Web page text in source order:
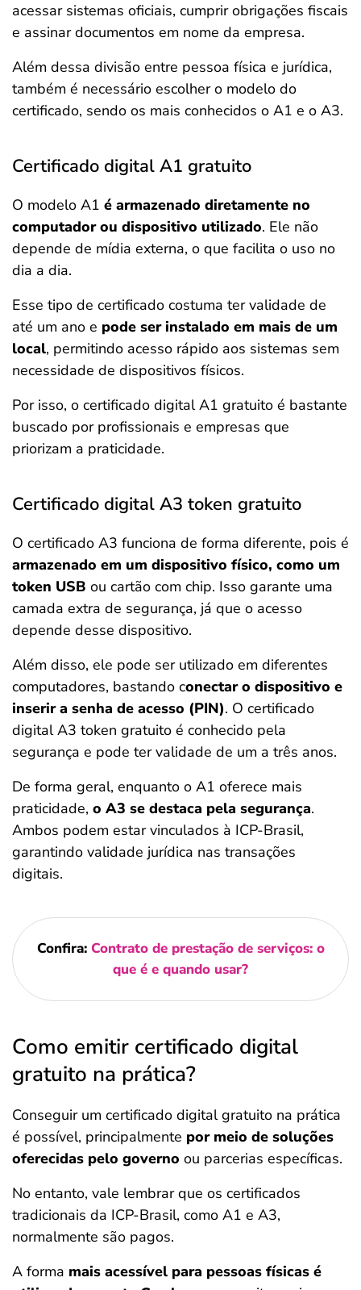
acessar sistemas oficiais, cumprir obrigações fiscais
e assinar documentos em nome da empresa.
Além dessa divisão entre pessoa física e jurídica,
também é necessário escolher o modelo do
certificado, sendo os mais conhecidos o A1 e o A3.
Certificado digital A1 gratuito
O modelo A1 é armazenado diretamente no
computador ou dispositivo utilizado. Ele não
depende de mídia externa, o que facilita o uso no
dia a dia.
Esse tipo de certificado costuma ter validade de
até um ano e pode ser instalado em mais de um
local, permitindo acesso rápido aos sistemas sem
necessidade de dispositivos físicos.
Por isso, o certificado digital A1 gratuito é bastante
buscado por profissionais e empresas que
priorizam a praticidade.
Certificado digital A3 token gratuito
O certificado A3 funciona de forma diferente, pois é
armazenado em um dispositivo físico, como um
token USB ou cartão com chip. Isso garante uma
camada extra de segurança, já que o acesso
depende desse dispositivo.
Além disso, ele pode ser utilizado em diferentes
computadores, bastando conectar o dispositivo e
inserir a senha de acesso (PIN). O certificado
digital A3 token gratuito é conhecido pela
segurança e pode ter validade de um a três anos.
De forma geral, enquanto o A1 oferece mais
praticidade, o A3 se destaca pela segurança.
Ambos podem estar vinculados à ICP-Brasil,
garantindo validade jurídica nas transações
digitais.
Confira: Contrato de prestação de serviços: o
que é e quando usar?
Como emitir certificado digital
gratuito na prática?
Conseguir um certificado digital gratuito na prática
é possível, principalmente por meio de soluções
oferecidas pelo governo ou parcerias específicas.
No entanto, vale lembrar que os certificados
tradicionais da ICP-Brasil, como A1 e A3,
normalmente são pagos.
A forma mais acessível para pessoas físicas é